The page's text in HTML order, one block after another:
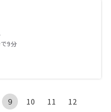
で9分
9 10 11 12